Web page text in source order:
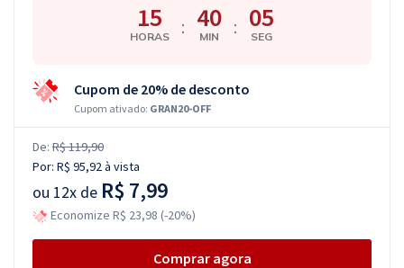
15
HORAS : 40
MIN : 04
SEG
Cupom de 20% de desconto
Cupom ativado: GRAN20-OFF
De: R$ 119,90
Por: R$ 95,92à vista
ou 12x de R$ 7,99
Economize R$ 23,98 (-20%)
Comprar agora